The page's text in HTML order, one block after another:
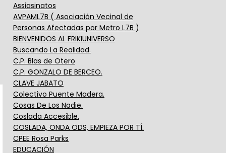
Assiasinatos
AVPAML7B ( Asociación Vecinal de
Personas Afectadas por Metro L7B )
BIENVENIDOS AL FRIKIUNIVERSO
Buscando La Realidad.
C.P. Blas de Otero
C.P. GONZALO DE BERCEO.
CLAVE JABATO
Colectivo Puente Madera.
Cosas De Los Nadie.
Coslada Accesible.
COSLADA, ONDA ODS, EMPIEZA POR TÍ.
CPEE Rosa Parks
EDUCACIÓN